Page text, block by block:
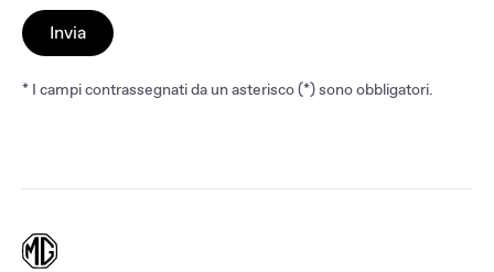
Invia
* I campi contrassegnati da un asterisco (*) sono obbligatori.